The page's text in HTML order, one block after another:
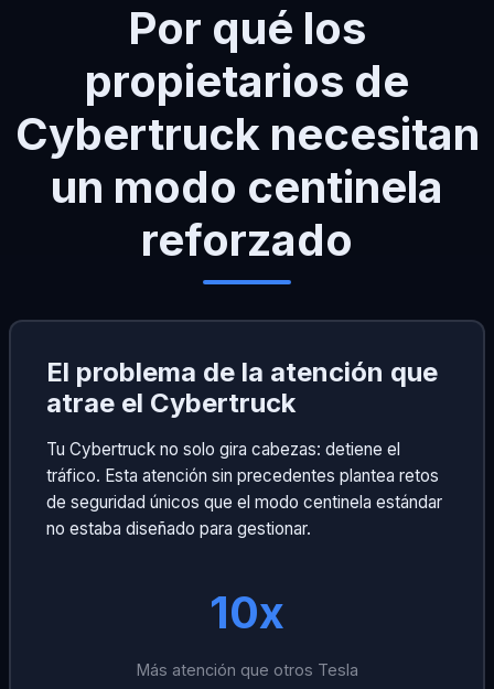
Por qué los
propietarios de
Cybertruck necesitan
un modo centinela
reforzado
El problema de la atención que
atrae el Cybertruck
Tu Cybertruck no solo gira cabezas: detiene el
tráfico. Esta atención sin precedentes plantea retos
de seguridad únicos que el modo centinela estándar
no estaba diseñado para gestionar.
10x
Más atención que otros Tesla